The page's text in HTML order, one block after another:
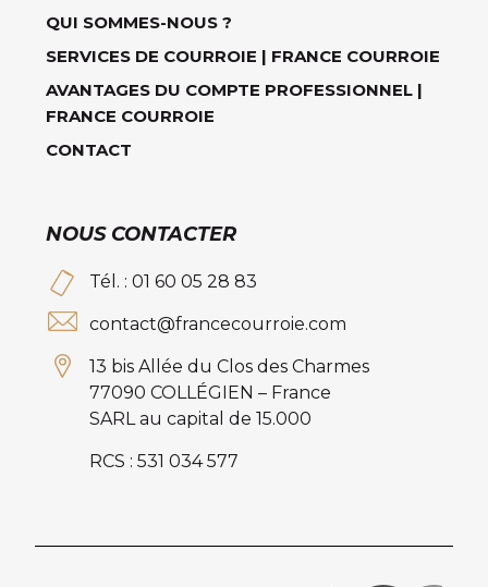
QUI SOMMES-NOUS ?
SERVICES DE COURROIE | FRANCE COURROIE
AVANTAGES DU COMPTE PROFESSIONNEL |
FRANCE COURROIE
CONTACT
NOUS CONTACTER
Tél. : 01 60 05 28 83
contact@francecourroie.com
13 bis Allée du Clos des Charmes
77090 COLLÉGIEN – France
SARL au capital de 15.000
RCS : 531 034 577